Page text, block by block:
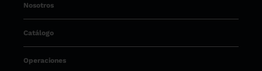
Nosotros
Catálogo
Operaciones